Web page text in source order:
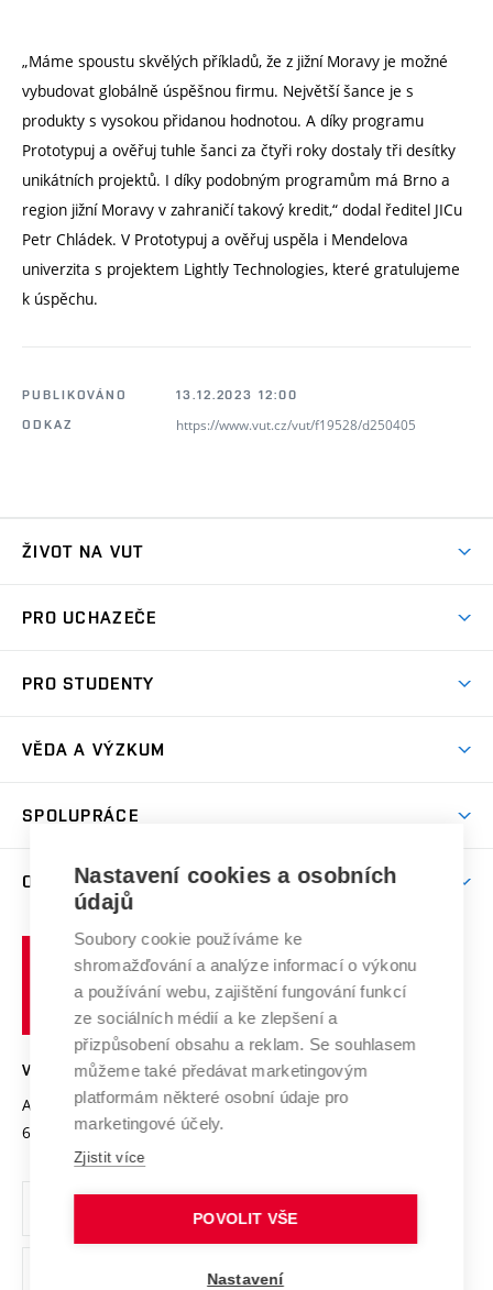
„Máme spoustu skvělých příkladů, že z jižní Moravy je možné
vybudovat globálně úspěšnou firmu. Největší šance je s
produkty s vysokou přidanou hodnotou. A díky programu
Prototypuj a ověřuj tuhle šanci za čtyři roky dostaly tři desítky
unikátních projektů. I díky podobným programům má Brno a
region jižní Moravy v zahraničí takový kredit,“ dodal ředitel JICu
Petr Chládek. V Prototypuj a ověřuj uspěla i Mendelova
univerzita s projektem Lightly Technologies, které gratulujeme
k úspěchu.
PUBLIKOVÁNO
13.12.2023 12:00
ODKAZ
https://www.vut.cz/vut/f19528/d250405
ŽIVOT NA VUT
Koleje
Sport na VUT
PRO UCHAZEČE
Dny otevřených dveří
Celoživotní vzdělávání
E-přihláška
PRO STUDENTY
Harmonogram akademického roku
Závěrečné práce
Doktorské studium
Zpracování osobních údajů studentů
Sociální bezpečí
Studium bez bariér
Podpora podnikání
VĚDA A VÝZKUM
Mezinárodní vědecká rada
Systém zajišťování kvality výzkumu
Výzkumné infrastruktury
Transfer znalostí
Open Science
Projekty
Projekty ze strukturálních fondů
Specifický výzkum
SPOLUPRÁCE
Zahraniční spolupráce
Spolupráce se školami
Služby univerzity
Mezinárodní dohody
Univerzitní sítě
O UNIVERZITĚ
Profil univerzity
Udržitelná univerzita
Podnikavá univerzita / ContriBUTe
Bezpečná univerzita
Vyznamenání
Organizační struktura
Ochrana osobních údajů
učení
technické
VYSOKÉ UČENÍ TECHNICKÉ V BRNĚ
Antonínská 548/1
602 00 Brno
www.vut.cz
vut@vutbr.cz
Nastavení cookies a osobních
údajů
Soubory cookie používáme ke
shromažďování a analýze informací o výkonu
a používání webu, zajištění fungování funkcí
ze sociálních médií a ke zlepšení a
přizpůsobení obsahu a reklam. Se souhlasem
můžeme také předávat marketingovým
platformám některé osobní údaje pro
marketingové účely.
Zjistit více
POVOLIT VŠE
Nastavení